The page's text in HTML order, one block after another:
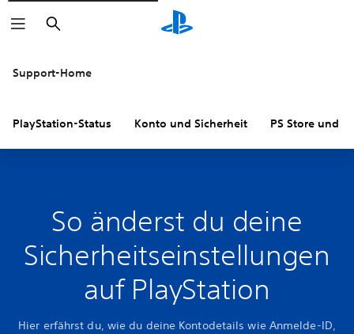
Suchen
Support-Home
PlayStation-Status Konto und Sicherheit PS Store und
So änderst du deine
Sicherheitseinstellungen
auf PlayStation
Hier erfährst du, wie du deine Kontodetails wie Anmelde-ID,